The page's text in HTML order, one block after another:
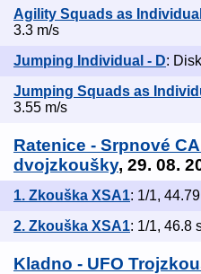
Agility Squads as Individual
3.3 m/s
Jumping Individual - D:
Jumping Squads as
3.55 m/s
Ratenice - Srpnové
dvojzkoušky, 29. 08.
1. Zkouška XSA1: 1/1,
2. Zkouška XSA1: 1/1, 46.8
Kladno - UFO